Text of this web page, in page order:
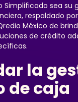
Simplificado sea su
respaldado
México de
de crédito
la
de caja